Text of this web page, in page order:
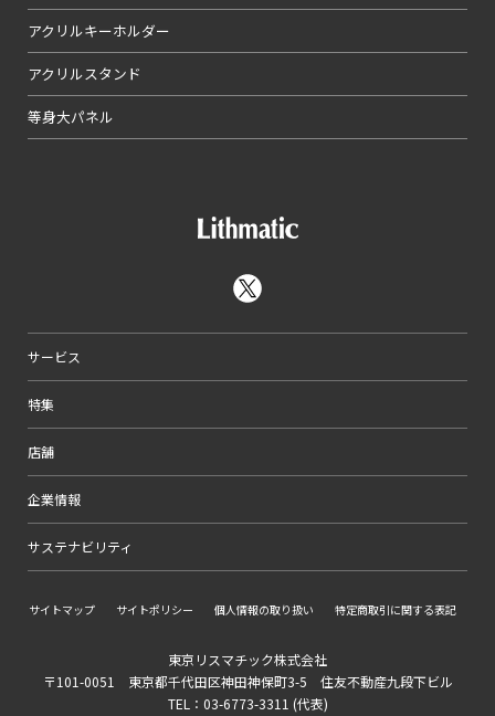
アクリルキーホルダー
アクリルスタンド
等身大パネル
サービス
特集
店舗
企業情報
サステナビリティ
サイトマップ サイトポリシー 個人情報の取り扱い 特定商取引に関する表記
東京リスマチック株式会社
〒101-0051 東京都千代田区神田神保町3-5 住友不動産九段下ビル
TEL：03-6773-3311 (代表)